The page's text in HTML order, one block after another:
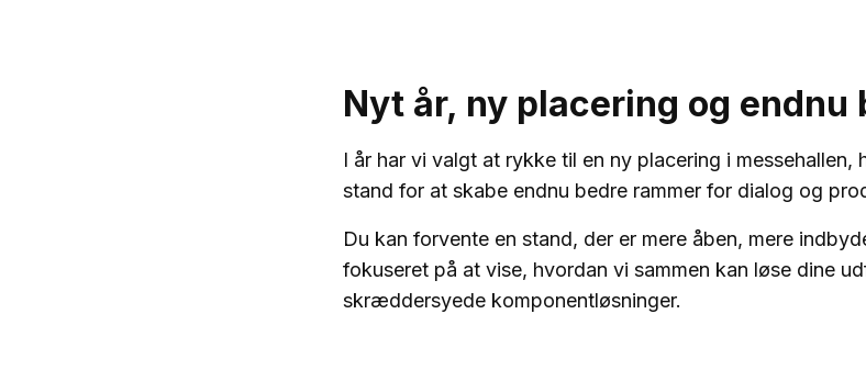
Nyt år, ny placering og endnu
I år har vi valgt at rykke til en ny placering i
stand for at skabe endnu bedre rammer for dialog og
Du kan forvente en stand, der er mere åben, mere
fokuseret på at vise, hvordan vi sammen kan løse dine
skræddersyede komponentløsninger.